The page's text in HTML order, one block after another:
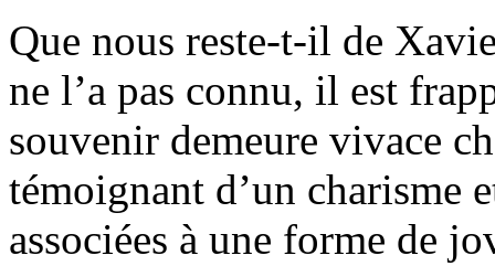
Que nous reste-t-il de
ne l’a pas connu, il est
souvenir demeure vivace
témoignant d’un charisme
associées à une forme de